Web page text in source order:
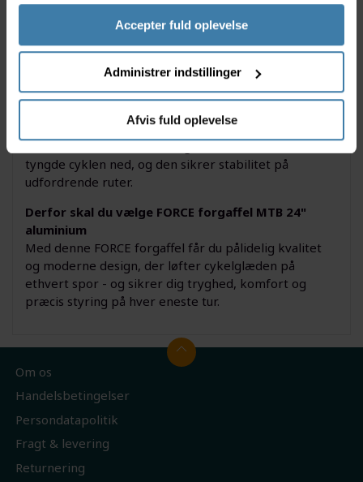
Accepter fuld oplevelse
Administrer indstillinger
Afvis fuld oplevelse
voksne der kører på cykler med 24” hjulsæt. Den er
udviklet til både begyndere og erfarne
mountainbikere, der ønsker at forbedre cyklens
skivebremser på både grus og spor.
Aluminiumskonstruktionen giver holdbarhed uden at
tyngde cyklen ned, og den sikrer stabilitet på
udfordrende ruter.
Derfor skal du vælge FORCE forgaffel MTB 24"
aluminium
Med denne FORCE forgaffel får du pålidelig kvalitet
og moderne design, der løfter cykelglæden på
ethvert spor - og sikrer dig tryghed, komfort og
præcis styring på hver eneste tur.
Om os
Handelsbetingelser
Persondatapolitik
Fragt & levering
Returnering